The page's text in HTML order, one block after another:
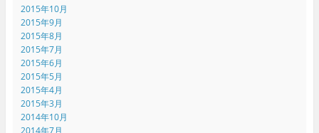
2015年10月
2015年9月
2015年8月
2015年7月
2015年6月
2015年5月
2015年4月
2015年3月
2014年10月
2014年7月